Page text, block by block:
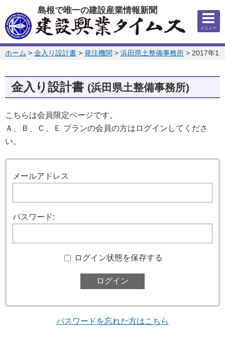
このページの本文へ
島根で唯一の建設産業情報新聞
メニュー
このページの位置:
ホーム > 金入り設計書 > 発注機関 > 浜田県土整備事務所 > 2017年1
金入り設計書 (浜田県土整備事務所)
こちらは会員限定ページです。
Ａ、Ｂ、Ｃ、Ｅ プランの会員の方はログインしてくださ
い。
メールアドレス
パスワード:
ログイン状態を保存する
パスワードを忘れた方はこちら